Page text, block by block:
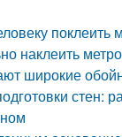
поклеить
наклеить
широкие
стен: